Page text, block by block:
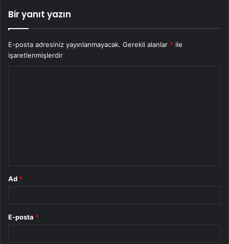
Bir yanıt yazın
E-posta adresiniz yayınlanmayacak. Gerekli alanlar * ile
işaretlenmişlerdir
Ad *
E-posta *